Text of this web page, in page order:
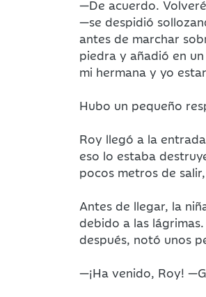
—De acuerdo.
—se despidió
antes de marchar
piedra y añadió en
mi hermana y yo
Hubo un pequeño
Roy llegó a la
eso lo estaba
pocos metros de
Antes de llegar, la
debido a las
después, notó unos
—¡Ha venido, Roy!